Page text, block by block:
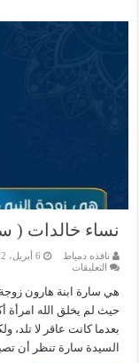
نساء خالدات (
نافذه دمياط 6 أبريل، 2022
التعليقاتعلى
خالدات
(
سارة
بنت
هارون
)
مغلقة
هي سارة ابنة هارون
حيث لم يخلق الله امرأة
بعدما كانت عاقر لا تلد،
السيدة سارة تنظر أن